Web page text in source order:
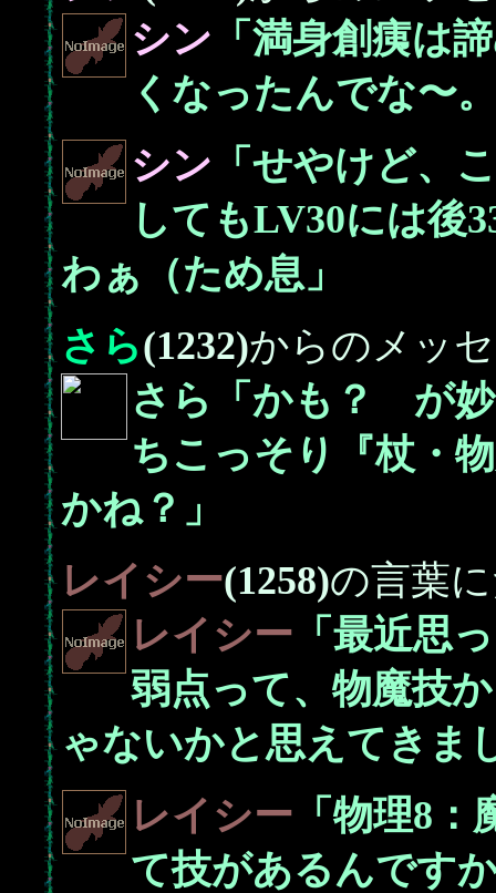
シン 「満身創痍は
くなったんでな〜
シン 「せやけど、
してもLV30には後
わぁ（ため息」
さら(1232)からのメッ
さら「かも？ が
ちこっそり『杖・
かね？」
レイシー(1258)の言葉
レイシー 「最近思
弱点って、物魔技
ゃないかと思えてきま
レイシー 「物理8
て技があるんです